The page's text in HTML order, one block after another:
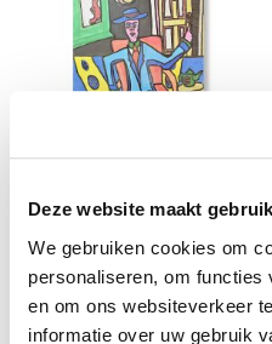
Deze website maakt
We gebruiken cookies om
personaliseren, om functies
en om ons websiteverkeer
informatie over uw gebruik
Happy Chap with a Cat -